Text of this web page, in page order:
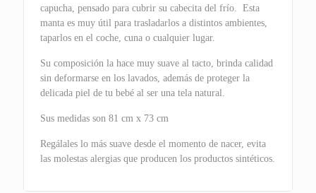
capucha, pensado para cubrir su cabecita del frío. Esta
manta es muy útil para trasladarlos a distintos ambientes,
taparlos en el coche, cuna o cualquier lugar.
Su composición la hace muy suave al tacto, brinda calidad
sin deformarse en los lavados, además de proteger la
delicada piel de tu bebé al ser una tela natural.
Sus medidas son 81 cm x 73 cm
Regálales lo más suave desde el momento de nacer, evita
las molestas alergias que producen los productos sintéticos.